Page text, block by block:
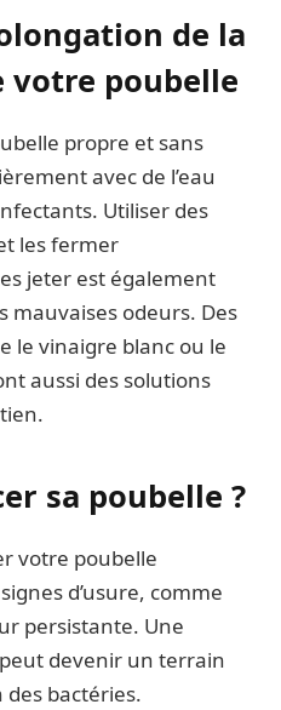
de la
votre poubelle
propre et sans
avec de l’eau
Utiliser des
les fermer
jeter est également
odeurs. Des
le vinaigre blanc ou le
aussi des solutions
sa poubelle ?
votre poubelle
d’usure, comme
persistante. Une
devenir un terrain
bactéries.